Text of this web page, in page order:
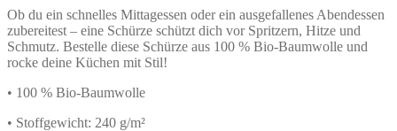
Ob du ein schnelles Mittagessen oder ein ausgefallenes Abendessen
zubereitest – eine Schürze schützt dich vor Spritzern, Hitze und
Schmutz. Bestelle diese Schürze aus 100 % Bio-Baumwolle und
rocke deine Küchen mit Stil!
• 100 % Bio-Baumwolle
• Stoffgewicht: 240 g/m²